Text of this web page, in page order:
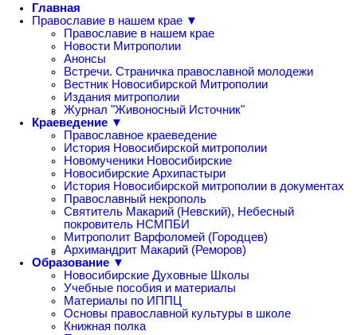
Главная
Православие в нашем крае ▼
Православие в нашем крае
Новости Митрополии
Анонсы
Встречи. Страничка православной молодежи
Вестник Новосибирской Митрополии
Издания митрополии
Журнал "Живоносный Источник"
Краеведение ▼
Православное краеведение
История Новосибирской митрополии
Новомученики Новосибирские
Новосибирские Архипастыри
История Новосибирской митрополии в документах
Православный некрополь
Святитель Макарий (Невский), Небесный
покровитель НСМПБИ
Митрополит Варфоломей (Городцев)
Архимандрит Макарий (Реморов)
Образование ▼
Новосибирские Духовные Школы
Учебные пособия и материалы
Материалы по ИППЦ
Основы православной культуры в школе
Книжная полка